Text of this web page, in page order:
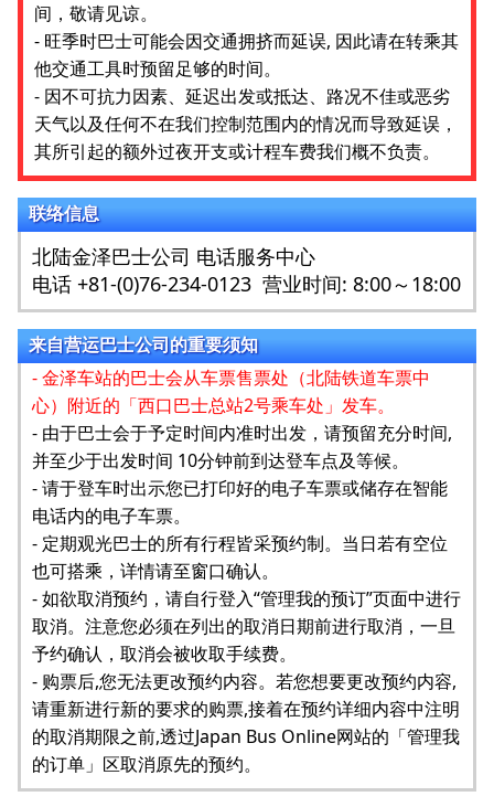
间，敬请见谅。
- 旺季时巴士可能会因交通拥挤而延误, 因此请在转乘其
他交通工具时预留足够的时间。
- 因不可抗力因素、延迟出发或抵达、路况不佳或恶劣
天气以及任何不在我们控制范围内的情况而导致延误，
其所引起的额外过夜开支或计程车费我们概不负责。
联络信息
北陆金泽巴士公司 电话服务中心
电话 +81-(0)76-234-0123 营业时间: 8:00～18:00
来自营运巴士公司的重要须知
- 金泽车站的巴士会从车票售票处（北陆铁道车票中
心）附近的「西口巴士总站2号乘车处」发车。
- 由于巴士会于予定时间内准时出发，请预留充分时间,
并至少于出发时间 10分钟前到达登车点及等候。
- 请于登车时出示您已打印好的电子车票或储存在智能
电话内的电子车票。
- 定期观光巴士的所有行程皆采预约制。当日若有空位
也可搭乘，详情请至窗口确认。
- 如欲取消预约，请自行登入“管理我的预订”页面中进行
取消。注意您必须在列出的取消日期前进行取消，一旦
予约确认，取消会被收取手续费。
- 购票后,您无法更改预约内容。若您想要更改预约内容,
请重新进行新的要求的购票,接着在预约详细内容中注明
的取消期限之前,透过Japan Bus Online网站的「管理我
的订单」区取消原先的预约。